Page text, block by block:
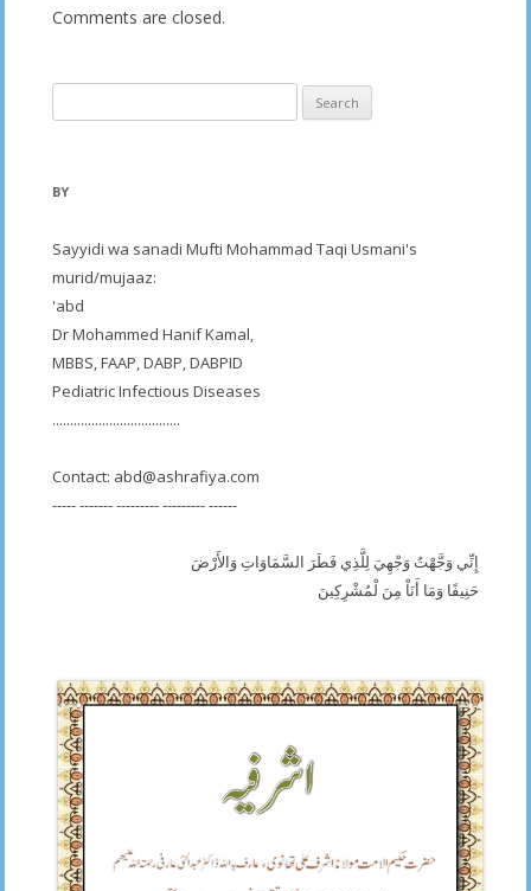
Comments are closed.
for:
BY
Sayyidi wa sanadi Mufti Mohammad Taqi Usmani's
murid/mujaaz:
'abd
Dr Mohammed Hanif Kamal,
MBBS, FAAP, DABP, DABPID
Pediatric Infectious Diseases
....................................
Contact: abd@ashrafiya.com
----- ------- --------- --------- ------
إِنِّي وَجَّهْتُ وَجْهِيَ لِلَّذِي فَطَرَ السَّمَاوَاتِ وَالأَرْضَ
حَنِيفًا وَمَا أَنَاْ مِنَ لْمُشْرِكِينَ